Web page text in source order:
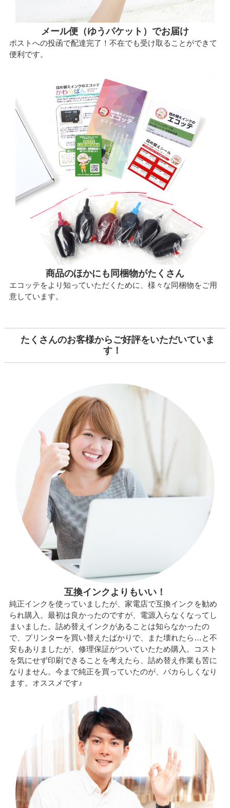
メール便（ゆうパケット）でお届け
ポストへの投函で配達完了！不在でも受け取ることができて
便利です。
商品のほかにも同梱物がたくさん
エコッテをより知っていただくために、様々な同梱物をご用
意しています。
たくさんのお客様からご好評をいただいていま
す！
互換インクよりもいい！
純正インクを使っていましたが、家電店で互換インクを勧め
られ購入。最初は良かったのですが、電源入らなくなってし
まいました。詰め替えインクがあることは知らなかったの
で、プリンターを買い替えたばかりで、また壊れたら…と不
安もありましたが、修理保証がついていたため購入。コスト
を気にせず印刷できることを考えたら、詰め替え作業も苦に
なりません。今まで純正を買っていたのが、バカらしくなり
ます。オススメです♪